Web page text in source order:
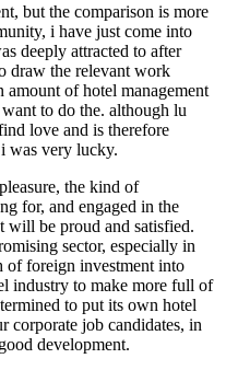
but the comparison is more
i have just come into
deeply attracted to after
draw the relevant work
amount of hotel management
to do the. although lu
love and is therefore
was very lucky.
the kind of
for, and engaged in the
will be proud and satisfied.
sector, especially in
of foreign investment into
industry to make more full of
to put its own hotel
corporate job candidates, in
development.